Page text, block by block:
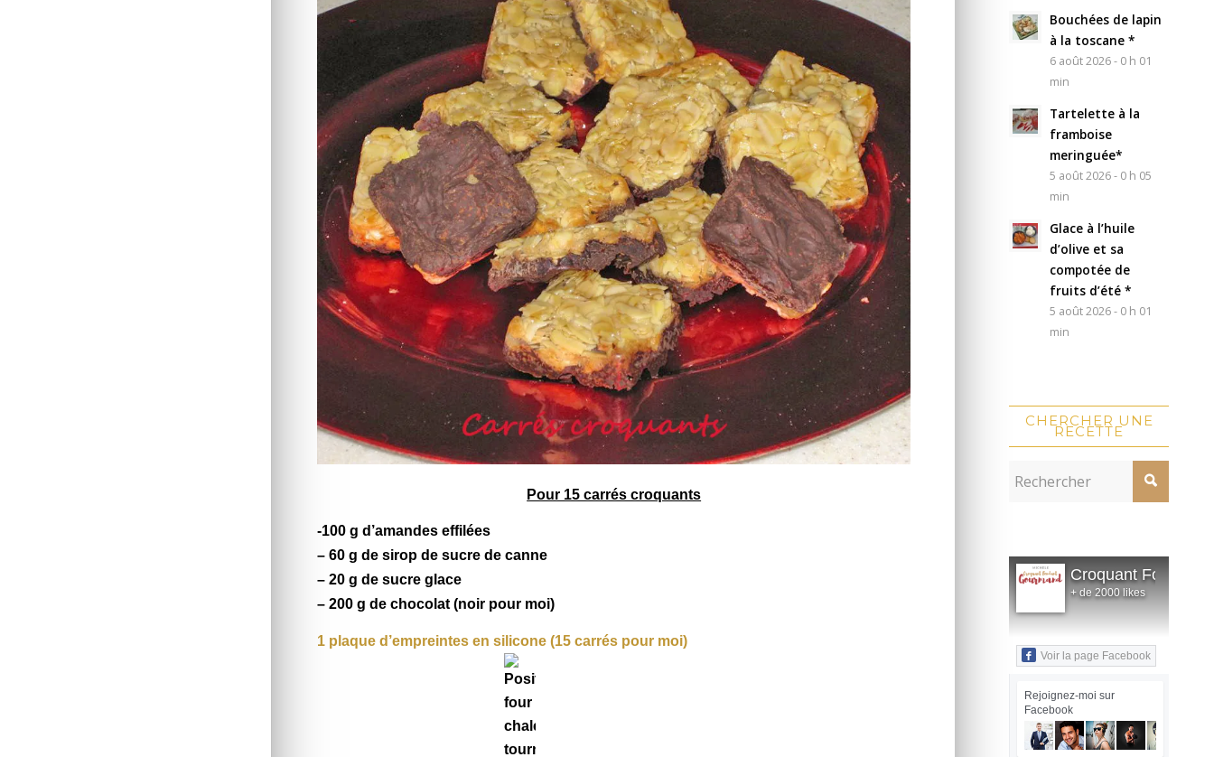
Pour 15 carrés croquants
-100 g d’amandes effilées
– 60 g de sirop de sucre de canne
– 20 g de sucre glace
– 200 g de chocolat (noir pour moi)
1 plaque d’empreintes en silicone (15 carrés pour moi)
Bouchées de lapin
à la toscane *
6 août 2026 - 0 h 01
min
Tartelette à la
framboise
meringuée*
5 août 2026 - 0 h 05
min
Glace à l’huile
d’olive et sa
compotée de
fruits d’été *
5 août 2026 - 0 h 01
min
CHERCHER UNE
RECETTE
Croquant Fondant
+ de 2000 likes
Voir la page Facebook
Rejoignez-moi sur
Facebook